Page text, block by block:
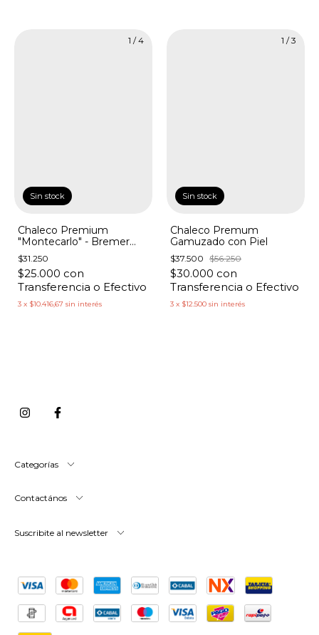
1 /4
Sin stock
Chaleco Premium
"Montecarlo" - Bremer
Botones Dorados
Laterales
$31.250
$25.000 con
Transferencia o Efectivo
3 x $10.416,67 sin interés
1 /3
Sin stock
Chaleco Premum
Gamuzado con Piel
$37.500 $56.250
$30.000 con
Transferencia o Efectivo
3 x $12.500 sin interés
Categorías
Contactános
Suscribite al newsletter